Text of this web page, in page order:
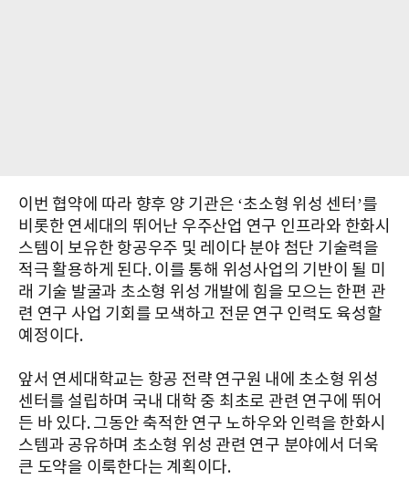
이번 협약에 따라 향후 양 기관은 ‘초소형 위성 센터’를
비롯한 연세대의 뛰어난 우주산업 연구 인프라와 한화시
스템이 보유한 항공우주 및 레이다 분야 첨단 기술력을
적극 활용하게 된다. 이를 통해 위성사업의 기반이 될 미
래 기술 발굴과 초소형 위성 개발에 힘을 모으는 한편 관
련 연구 사업 기회를 모색하고 전문 연구 인력도 육성할
예정이다.
앞서 연세대학교는 항공 전략 연구원 내에 초소형 위성
센터를 설립하며 국내 대학 중 최초로 관련 연구에 뛰어
든 바 있다. 그동안 축적한 연구 노하우와 인력을 한화시
스템과 공유하며 초소형 위성 관련 연구 분야에서 더욱
큰 도약을 이룩한다는 계획이다.